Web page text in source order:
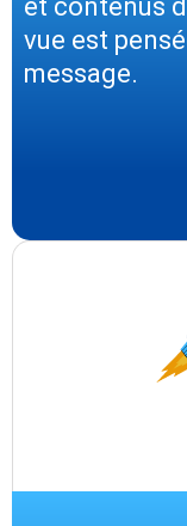
et contenus
vue est
message.